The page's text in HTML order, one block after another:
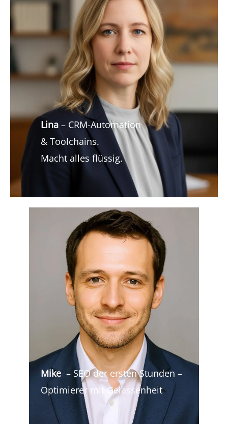
Lina – CRM-Automation
& Toolchains.
Macht alles flüssig.
Mike – SEO der ersten Stunden –
Optimierer mit Gelassenheit